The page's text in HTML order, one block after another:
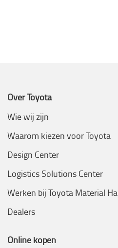
Over Toyota
Wie wij zijn
Waarom kiezen voor Toyota
Design Center
Logistics Solutions Center
Werken bij Toyota Material
Dealers
Online kopen